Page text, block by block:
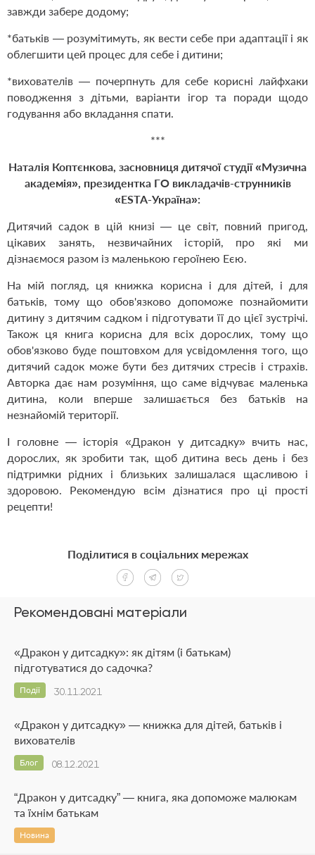
завжди забере додому;
*батьків — розумітимуть, як вести себе при адаптації і як
облегшити цей процес для себе і дитини;
*вихователів — почерпнуть для себе корисні лайфхаки
поводження з дітьми, варіанти ігор та поради щодо
годування або вкладання спати.
***
Наталія Коптєнкова, засновниця дитячої студії«Музична
академія», президентка ГО викладачів-струнників
«ESTA-Україна»:
Дитячий садок в цій книзі — це світ, повний пригод,
цікавих занять, незвичайних історій, про які ми
дізнаємося разом із маленькою героїнею Еєю.
На мій погляд, ця книжка корисна і для дітей, і для
батьків, тому що обов'язково допоможе познайомити
дитину з дитячим садком і підготувати її до цієї зустрічі.
Також ця книга корисна для всіх дорослих, тому що
обов'язково буде поштовхом для усвідомлення того, що
дитячий садок може бути без дитячих стресів і страхів.
Авторка дає нам розуміння, що саме відчуває маленька
дитина, коли вперше залишається без батьків на
незнайомій території.
І головне — історія «Дракон у дитсадку»вчить нас,
дорослих, як зробити так, щоб дитина весь день і без
підтримки рідних і близьких залишалася щасливою і
здоровою. Рекомендую всім дізнатися про ці прості
рецепти!
Рекомендовані матеріали
«Дракон у дитсадку»: як дітям (і батькам)
підготуватися до садочка?
30.11.2021
Події
«Дракон у дитсадку» — книжка для дітей, батьків і
вихователів
08.12.2021
Блог
“Дракон у дитсадку” — книга, яка допоможе малюкам
та їхнім батькам
Новина
Поділитися в соціальних мережах